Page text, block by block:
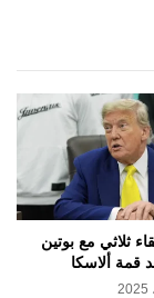
ثلاثي مع بوتين
قمة ألاسكا